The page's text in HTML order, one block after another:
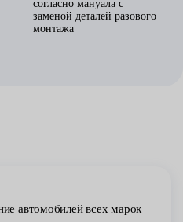
согласно мануала с
заменой деталей разового
монтажа
автомобилей всех марок